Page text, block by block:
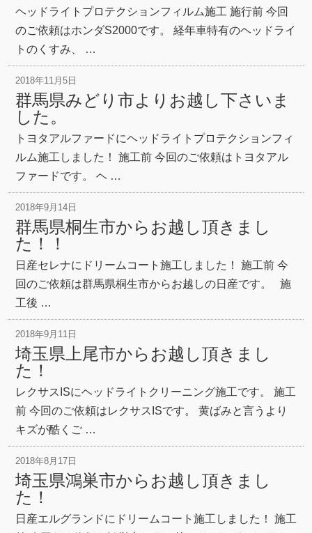
ヘッドライトプロテクションフィルム施工 施行前 今回
のご依頼はホンダS2000です。 経年車特有のヘッドライ
トのくすみ、 …
2018年11月5日
群馬県みどり市よりお越し下さいま
した。
トヨタアルファードにヘッドライトプロテクションフィ
ルム施工しました！ 施工前 今回のご依頼はトヨタアル
ファードです。 ヘ …
2018年9月14日
群馬県桐生市からお越し頂きまし
た！！
日産セレナにドリームコート施工しました！ 施工前 今
回のご依頼は群馬県桐生市からお越しの日産です。 施
工後 …
2018年9月11日
埼玉県上尾市からお越し頂きまし
た！
レクサスISにヘッドライトクリーニング施工です。 施工
前 今回のご依頼はレクサスISです。 黄ばみと言うより
キズが酷くご …
2018年8月17日
埼玉県鴻巣市からお越し頂きまし
た！
日産エルグランドにドリームコート施工しました！ 施工